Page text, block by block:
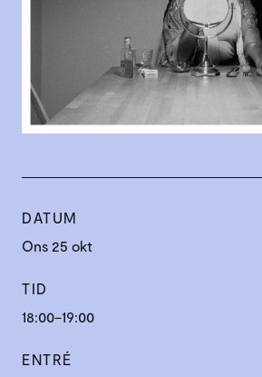
DATUM
Ons 25 okt
TID
18:00–19:00
ENTRÉ